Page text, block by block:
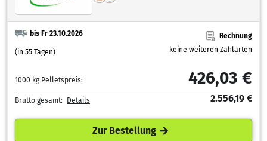
bis Fr 23.10.2026
(in 55 Tagen)
Rechnung
keine weiteren Zahlarten
1000 kg Pelletspreis: 426,03 €
Brutto gesamt: Details 2.556,19 €
Zur Bestellung